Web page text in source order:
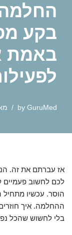
בקע
באמת
by GuruMed מאי
אז עברתם את זה.
לכם לחשוב פעמיים
הוסר. עכשיו
ההחלמה. איך
בלי לחשוש שהכל